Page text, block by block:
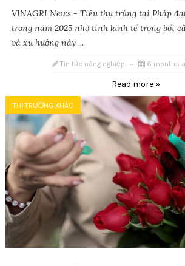
VINAGRI News - Tiêu thụ trứng tại Pháp
trong năm 2025 nhờ tính kinh tế trong bối
và xu hướng này ...
Tin tức nông nghiệp 6 months
Read more »
THỊ TRƯỜNG KHÁC